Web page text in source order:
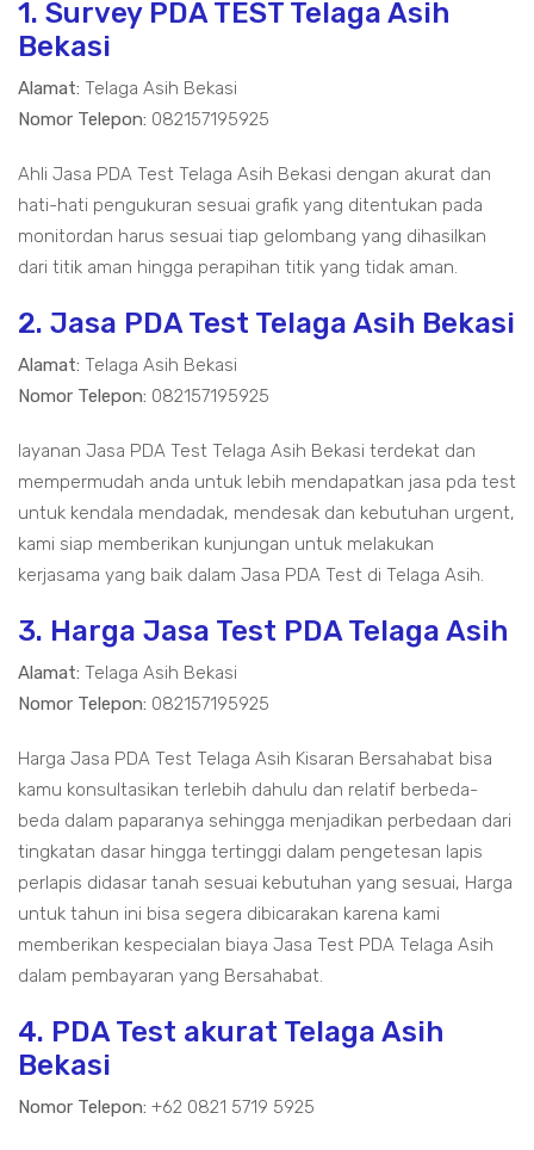
1. Survey PDA TEST Telaga Asih
Bekasi
Alamat: Telaga Asih Bekasi
Nomor Telepon: 082157195925
Ahli Jasa PDA Test Telaga Asih Bekasi dengan akurat dan
hati-hati pengukuran sesuai grafik yang ditentukan pada
monitordan harus sesuai tiap gelombang yang dihasilkan
dari titik aman hingga perapihan titik yang tidak aman.
2. Jasa PDA Test Telaga Asih Bekasi
Alamat: Telaga Asih Bekasi
Nomor Telepon: 082157195925
layanan Jasa PDA Test Telaga Asih Bekasi terdekat dan
mempermudah anda untuk lebih mendapatkan jasa pda test
untuk kendala mendadak, mendesak dan kebutuhan urgent,
kami siap memberikan kunjungan untuk melakukan
kerjasama yang baik dalam Jasa PDA Test di Telaga Asih.
3. Harga Jasa Test PDA Telaga Asih
Alamat: Telaga Asih Bekasi
Nomor Telepon: 082157195925
Harga Jasa PDA Test Telaga Asih Kisaran Bersahabat bisa
kamu konsultasikan terlebih dahulu dan relatif berbeda-
beda dalam paparanya sehingga menjadikan perbedaan dari
tingkatan dasar hingga tertinggi dalam pengetesan lapis
perlapis didasar tanah sesuai kebutuhan yang sesuai, Harga
untuk tahun ini bisa segera dibicarakan karena kami
memberikan kespecialan biaya Jasa Test PDA Telaga Asih
dalam pembayaran yang Bersahabat.
4. PDA Test akurat Telaga Asih
Bekasi
Nomor Telepon: +62 0821 5719 5925